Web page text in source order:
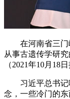
在河南省三
从事古遗传学研
（2021年10月18
习近平总书
念，一些冷门的